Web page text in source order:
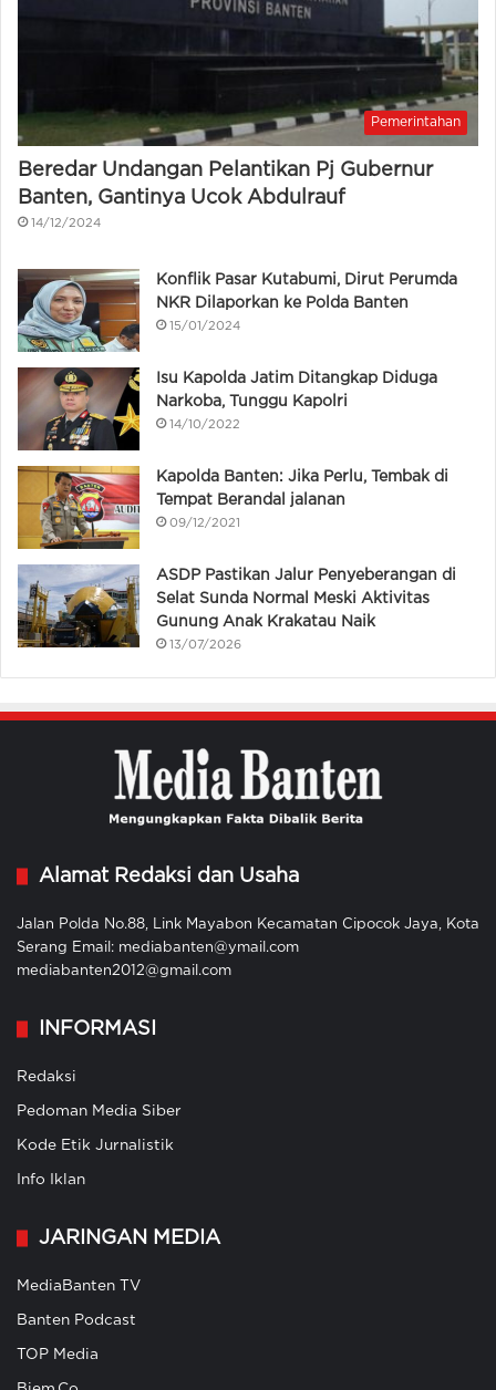
Pemerintahan
Beredar Undangan Pelantikan Pj Gubernur
Banten, Gantinya Ucok Abdulrauf
14/12/2024
Konflik Pasar Kutabumi, Dirut Perumda
NKR Dilaporkan ke Polda Banten
15/01/2024
Isu Kapolda Jatim Ditangkap Diduga
Narkoba, Tunggu Kapolri
14/10/2022
Kapolda Banten: Jika Perlu, Tembak di
Tempat Berandal jalanan
09/12/2021
ASDP Pastikan Jalur Penyeberangan di
Selat Sunda Normal Meski Aktivitas
Gunung Anak Krakatau Naik
13/07/2026
Alamat Redaksi dan Usaha
Jalan Polda No.88, Link Mayabon Kecamatan Cipocok Jaya, Kota
Serang Email: mediabanten@ymail.com
mediabanten2012@gmail.com
INFORMASI
Redaksi
Pedoman Media Siber
Kode Etik Jurnalistik
Info Iklan
JARINGAN MEDIA
MediaBanten TV
Banten Podcast
TOP Media